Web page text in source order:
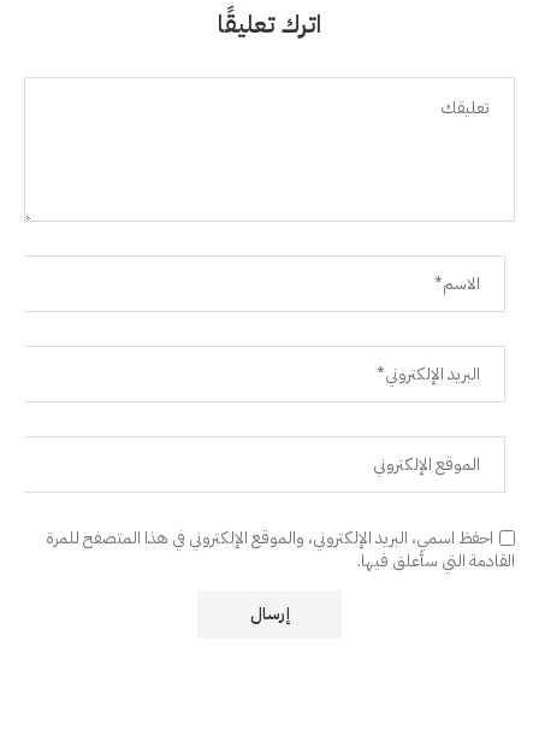
اترك تعليقًا
احفظ اسمي، البريد الإلكتروني، والموقع الإلكتروني في هذا المتصفح للمرة
القادمة التي سأعلق فيها.